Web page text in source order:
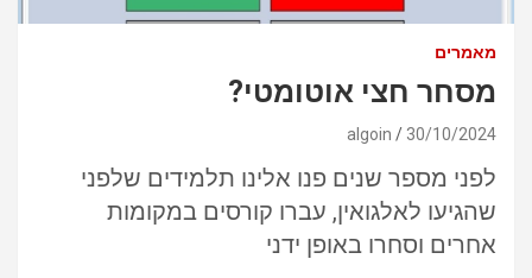
מאמרים
מסחר חצי אוטומטי?
30/10/2024
algoin
לפני מספר שנים פנו אלינו תלמידים שלפני
שהגיעו לאלגואין, עברו קורסים במקומות
אחרים וסחרו באופן ידני